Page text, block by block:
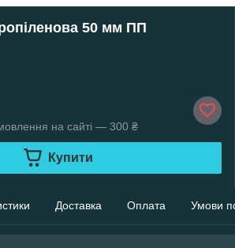
50 мм ПП
на сайті — 300 ₴
Купити
Доставка Оплата Умови